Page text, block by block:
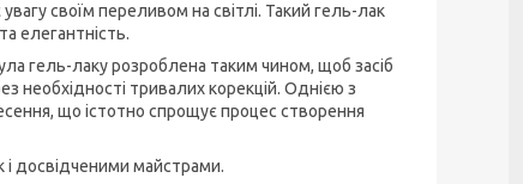
своїм переливом на світлі. Такий гель-лак
елегантність.
гель-лаку розроблена таким чином, щоб засіб
необхідності тривалих корекцій. Однією з
що істотно спрощує процес створення
і досвідченими майстрами.